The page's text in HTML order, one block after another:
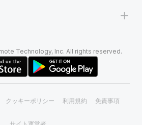
+
Technology, Inc. All rights reserved.
クッキーポリシー 利用規約 免責事項